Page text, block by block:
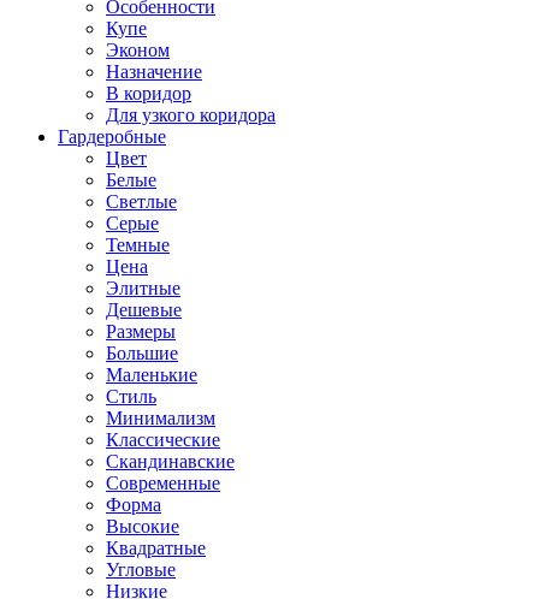
Особенности
Купе
Эконом
Назначение
В коридор
Для узкого коридора
Гардеробные
Цвет
Белые
Светлые
Серые
Темные
Цена
Элитные
Дешевые
Размеры
Большие
Маленькие
Стиль
Минимализм
Классические
Скандинавские
Современные
Форма
Высокие
Квадратные
Угловые
Низкие